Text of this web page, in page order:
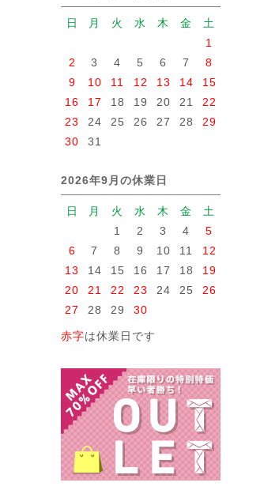
日 月 火 水 木 金
土
1
2
3 4 5 6 7
8
9
10 11 12 13 14
15
16
17 18 19 20 21
22
23
24 25 26 27 28
29
30
31
2026年9月の休業日
日 月 火 水 木 金
土
1
2 3 4
5
6
7 8 9 10 11
12
13
14 15 16 17 18
19
20
21 22 23 24 25
26
27
28 29 30
赤字は休業日です